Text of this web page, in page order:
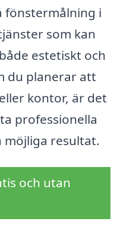
fönstermålning i
som kan
estetiskt och
du planerar att
kontor, är det
professionella
möjliga resultat.
och utan